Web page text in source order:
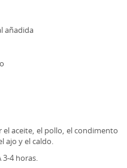
añadida
el aceite, el pollo, el condimento
ajo y el caldo.
3-4 horas.